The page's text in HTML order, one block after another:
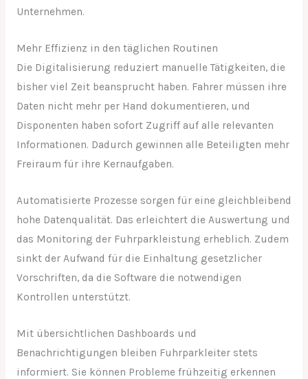
Unternehmen.
Mehr Effizienz in den täglichen Routinen
Die Digitalisierung reduziert manuelle Tätigkeiten, die
bisher viel Zeit beansprucht haben. Fahrer müssen ihre
Daten nicht mehr per Hand dokumentieren, und
Disponenten haben sofort Zugriff auf alle relevanten
Informationen. Dadurch gewinnen alle Beteiligten mehr
Freiraum für ihre Kernaufgaben.
Automatisierte Prozesse sorgen für eine gleichbleibend
hohe Datenqualität. Das erleichtert die Auswertung und
das Monitoring der Fuhrparkleistung erheblich. Zudem
sinkt der Aufwand für die Einhaltung gesetzlicher
Vorschriften, da die Software die notwendigen
Kontrollen unterstützt.
Mit übersichtlichen Dashboards und
Benachrichtigungen bleiben Fuhrparkleiter stets
informiert. Sie können Probleme frühzeitig erkennen